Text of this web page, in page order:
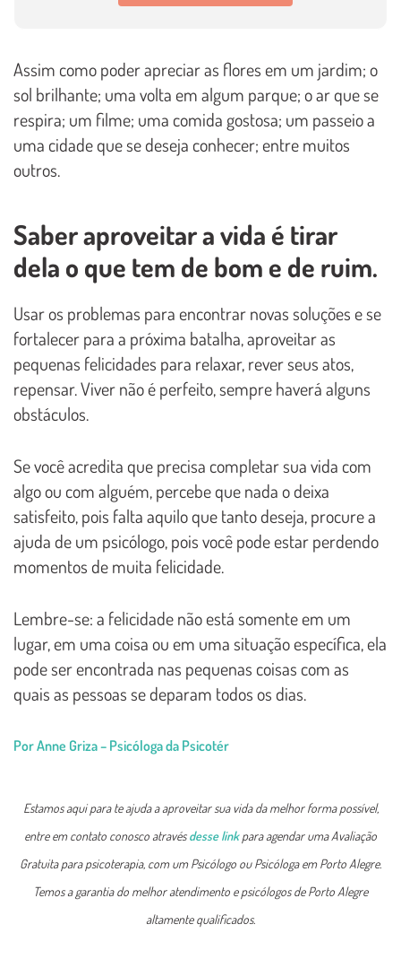
Assim como poder apreciar as flores em um jardim; o
sol brilhante; uma volta em algum parque; o ar que se
respira; um filme; uma comida gostosa; um passeio a
uma cidade que se deseja conhecer; entre muitos
outros.
Saber aproveitar a vida é tirar
dela o que tem de bom e de ruim.
Usar os problemas para encontrar novas soluções e se
fortalecer para a próxima batalha, aproveitar as
pequenas felicidades para relaxar, rever seus atos,
repensar. Viver não é perfeito, sempre haverá alguns
obstáculos.
Se você acredita que precisa completar sua vida com
algo ou com alguém, percebe que nada o deixa
satisfeito, pois falta aquilo que tanto deseja, procure a
ajuda de um psicólogo, pois você pode estar perdendo
momentos de muita felicidade.
Lembre-se: a felicidade não está somente em um
lugar, em uma coisa ou em uma situação específica, ela
pode ser encontrada nas pequenas coisas com as
quais as pessoas se deparam todos os dias.
Por Anne Griza – Psicóloga da Psicotér
Estamos aqui para te ajuda a aproveitar sua vida da melhor forma possível,
entre em contato conosco atravésdesse linkpara agendar uma Avaliação
Gratuita para psicoterapia, com um Psicólogo ou Psicóloga em Porto Alegre.
Temos a garantia do melhor atendimento e psicólogos de Porto Alegre
altamente qualificados.